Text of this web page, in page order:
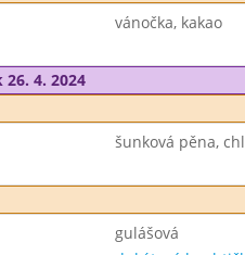
vánočka, kakao
26. 4. 2024
šunková pěna,
gulášová